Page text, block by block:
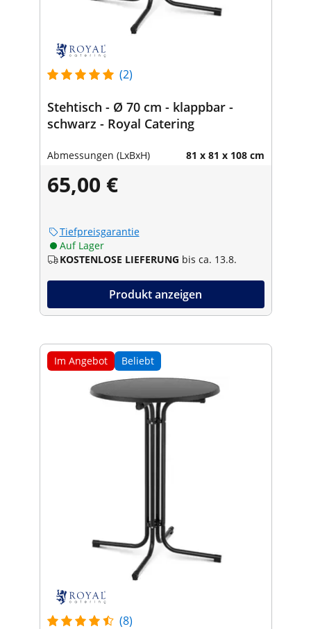
(2)
Stehtisch - Ø 70 cm - klappbar -
schwarz - Royal Catering
Abmessungen (LxBxH) 81 x 81 x 108 cm
65,00 €
Tiefpreisgarantie
Auf Lager
KOSTENLOSE LIEFERUNG bis ca. 13.8.
Produkt anzeigen
Im Angebot Beliebt
(8)